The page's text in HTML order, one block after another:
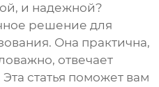
и надежной?
решение для
Она практична,
отвечает
статья поможет вам